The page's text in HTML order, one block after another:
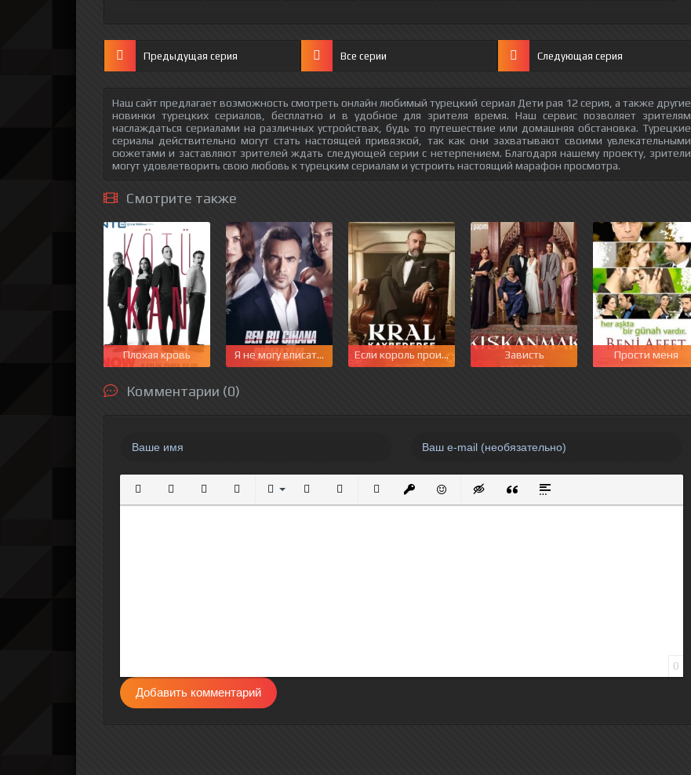
Предыдущая серия Все серии Следующая серия
Наш сайт предлагает возможность смотреть онлайн любимый турецкий сериал Дети рая 12 серия, а также другие
новинки турецких сериалов, бесплатно и в удобное для зрителя время. Наш сервис позволяет зрителям
наслаждаться сериалами на различных устройствах, будь то путешествие или домашняя обстановка. Турецкие
сериалы действительно могут стать настоящей привязкой, так как они захватывают своими увлекательными
сюжетами и заставляют зрителей ждать следующей серии с нетерпением. Благодаря нашему проекту, зрители
могут удовлетворить свою любовь к турецким сериалам и устроить настоящий марафон просмотра.
Смотрите также
Плохая кровь Я не могу вписаться в этот мирЕсли король проиграет Зависть Прости меня
Комментарии (0)
Полужирный
КурсивПодчеркнутый
ЗачеркнутыйВыравнивание
Нумерованный список
Маркированный список
Вставить ссылку
Вставить защищенную ссылку
Вставить смайлик
Вставка скрытого текста
Вставка цитаты
Вставка спойлера
0
Добавить комментарий